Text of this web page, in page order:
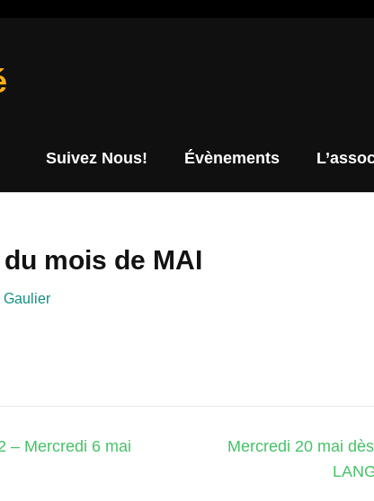
Suivez Nous! Évènements
mois de MAI
Gaulier
– Mercredi 6 mai
Mercredi 20 mai